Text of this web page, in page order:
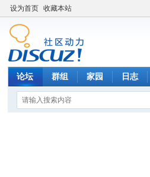
设为首页 收藏本站
论坛 群组 家园 日志